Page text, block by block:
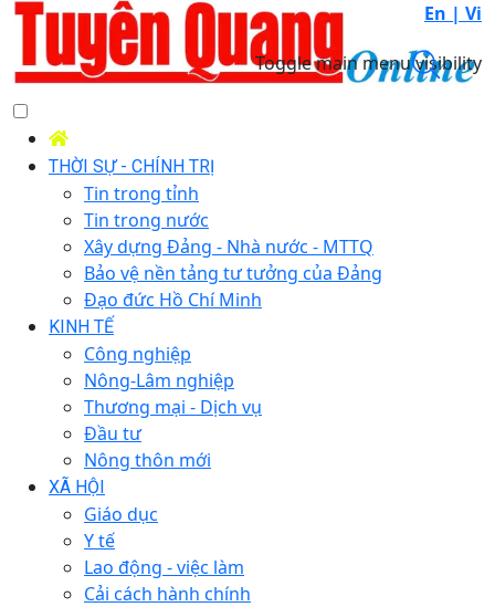
En | Vi
Toggle main menu visibility
THỜI SỰ - CHÍNH TRỊ
Tin trong tỉnh
Tin trong nước
Xây dựng Đảng - Nhà nước - MTTQ
Bảo vệ nền tảng tư tưởng của Đảng
Đạo đức Hồ Chí Minh
KINH TẾ
Công nghiệp
Nông-Lâm nghiệp
Thương mại - Dịch vụ
Đầu tư
Nông thôn mới
XÃ HỘI
Giáo dục
Y tế
Lao động - việc làm
Cải cách hành chính